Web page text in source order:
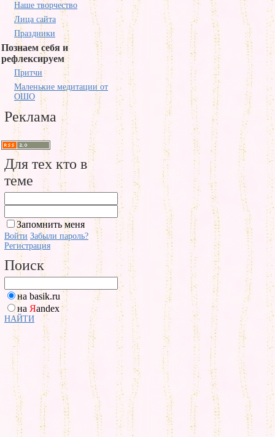
Наше творчество
Лица сайта
Праздники
Познаем себя и
рефлексируем
Притчи
Маленькие медитации от
ОШО
Реклама
Для тех кто в
теме
Запомнить меня
Войти Забыли пароль?
Регистрация
Поиск
на basik.ru
на Яandex
НАЙТИ